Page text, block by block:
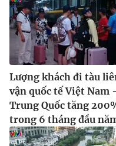
Lượng khách đi tàu
vận quốc tế Việt Nam
Trung Quốc tăng
trong 6 tháng đầu